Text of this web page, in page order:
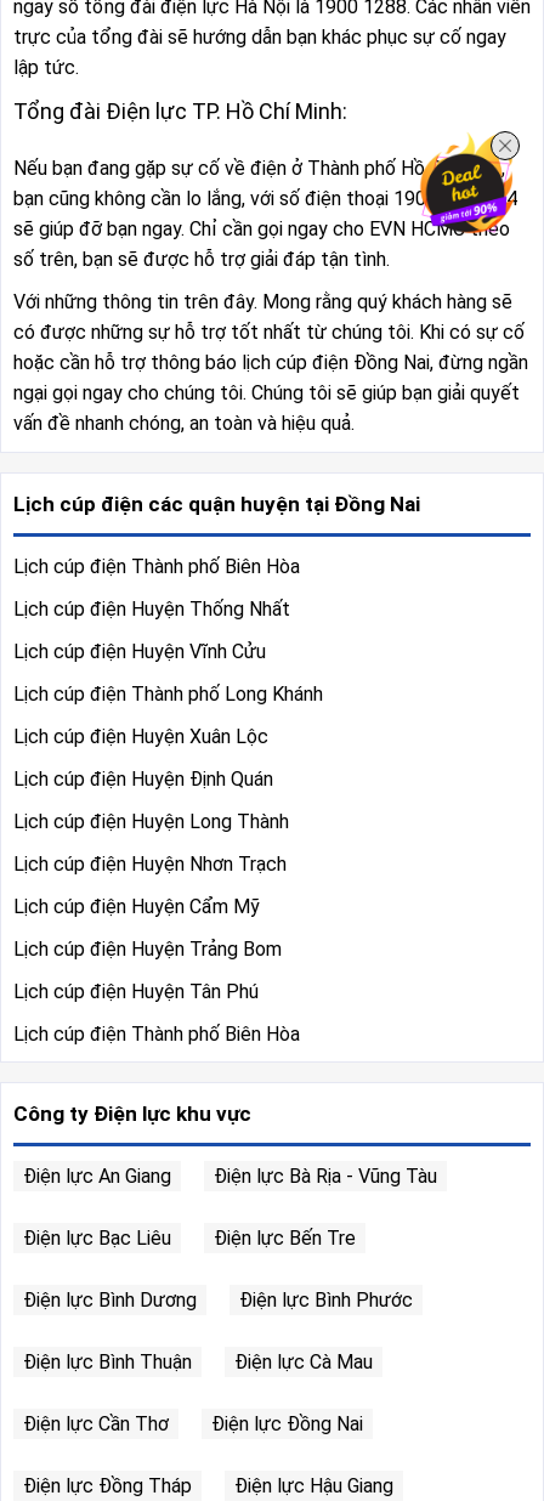
ngay số tổng đài điện lực Hà Nội là 1900 1288. Các nhân viên
trực của tổng đài sẽ hướng dẫn bạn khác phục sự cố ngay
lập tức.
Tổng đài Điện lực TP. Hồ Chí Minh:
Nếu bạn đang gặp sự cố về điện ở Thành phố Hồ Chí Minh,
bạn cũng không cần lo lắng, với số điện thoại 1900 54 54 54
sẽ giúp đỡ bạn ngay. Chỉ cần gọi ngay cho EVN HCMC theo
số trên, bạn sẽ được hỗ trợ giải đáp tận tình.
Với những thông tin trên đây. Mong rằng quý khách hàng sẽ
có được những sự hỗ trợ tốt nhất từ chúng tôi. Khi có sự cố
hoặc cần hỗ trợ thông báo lịch cúp điện Đồng Nai, đừng ngần
ngại gọi ngay cho chúng tôi. Chúng tôi sẽ giúp bạn giải quyết
vấn đề nhanh chóng, an toàn và hiệu quả.
Lịch cúp điện các quận huyện tại Đồng Nai
Lịch cúp điện Thành phố Biên Hòa
Lịch cúp điện Huyện Thống Nhất
Lịch cúp điện Huyện Vĩnh Cửu
Lịch cúp điện Thành phố Long Khánh
Lịch cúp điện Huyện Xuân Lộc
Lịch cúp điện Huyện Định Quán
Lịch cúp điện Huyện Long Thành
Lịch cúp điện Huyện Nhơn Trạch
Lịch cúp điện Huyện Cẩm Mỹ
Lịch cúp điện Huyện Trảng Bom
Lịch cúp điện Huyện Tân Phú
Lịch cúp điện Thành phố Biên Hòa
Công ty Điện lực khu vực
Điện lực An Giang Điện lực Bà Rịa - Vũng Tàu
Điện lực Bạc Liêu Điện lực Bến Tre
Điện lực Bình Dương Điện lực Bình Phước
Điện lực Bình Thuận Điện lực Cà Mau
Điện lực Cần Thơ Điện lực Đồng Nai
Điện lực Đồng Tháp Điện lực Hậu Giang